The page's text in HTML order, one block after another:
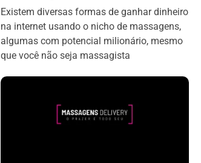
Existem diversas formas de ganhar dinheiro
na internet usando o nicho de massagens,
algumas com potencial milionário, mesmo
que você não seja massagista